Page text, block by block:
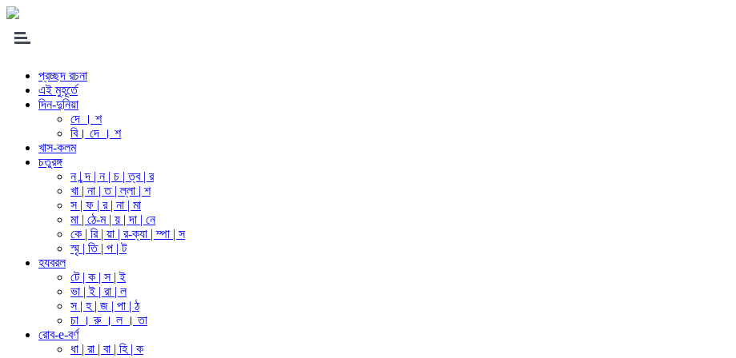
প্রচ্ছদ রচনা
এই মুহূর্তে
দিন-দুনিয়া
দে । শ
বি। দে । শ
খাস-কলম
চতুরঙ্গ
ন | ন্দ | ন | চ | ত্ব | র
খা | না | ত | ল্লা | শ
স | ফ | র | না | মা
মা | ঠে-ম | য় | দা | নে
কে | রি | য়া | র-ক্যা | ম্পা | স
স্মৃ | তি | প | ট
হযবরল
টে | ক | স | ই
ভা | ই | রা | ল
স | হ | জ | পা | ঠ
চা । রু । ল । তা
রোব-e-বর্ণ
ধা | রা | বা | হি | ক